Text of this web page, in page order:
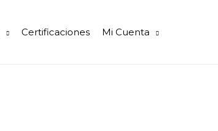
Certificaciones Mi Cuenta